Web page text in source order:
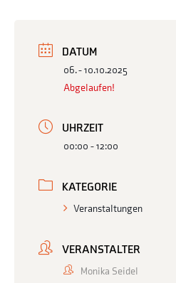
DATUM
06. - 10.10.2025
Abgelaufen!
UHRZEIT
00:00 - 12:00
KATEGORIE
Veranstaltungen
VERANSTALTER
Monika Seidel